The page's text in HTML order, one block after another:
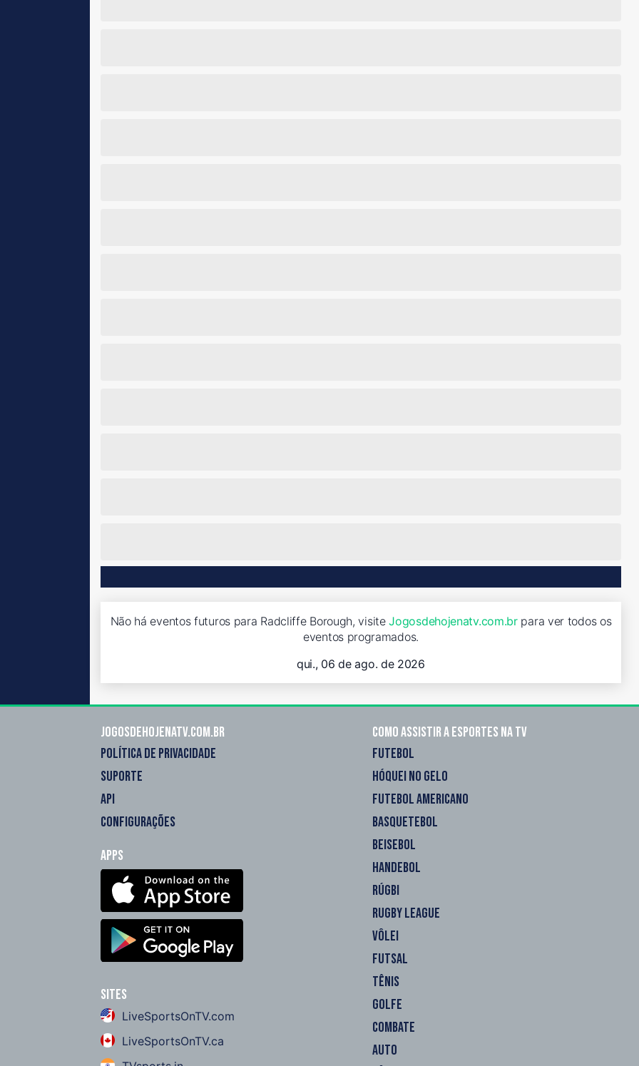
Não há eventos futuros para Radcliffe Borough, visiteJogosdehojenatv.com.brpara ver todos os
eventos programados.
qui., 06 de ago. de 2026
Jogosdehojenatv.com.br
POLÍTICA DE PRIVACIDADE
SUPORTE
API
CONFIGURAÇÕES
Apps
Sites
LiveSportsOnTV.com
LiveSportsOnTV.ca
Como assistir a esportes na TV
FUTEBOL
HÓQUEI NO GELO
FUTEBOL AMERICANO
BASQUETEBOL
BEISEBOL
HANDEBOL
RÚGBI
RUGBY LEAGUE
VÔLEI
FUTSAL
TÊNIS
GOLFE
COMBATE
AUTO